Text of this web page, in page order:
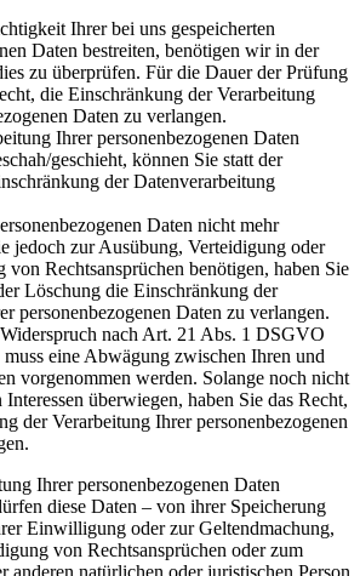
Ihrer bei uns gespeicherten
Daten bestreiten, benötigen wir in der
zu überprüfen. Für die Dauer der Prüfung
die Einschränkung der Verarbeitung
Daten zu verlangen.
Ihrer personenbezogenen Daten
geschieht, können Sie statt der
der Datenverarbeitung
Daten nicht mehr
jedoch zur Ausübung, Verteidigung oder
von Rechtsansprüchen benötigen, haben Sie
Löschung die Einschränkung der
personenbezogenen Daten zu verlangen.
nach Art. 21 Abs. 1 DSGVO
muss eine Abwägung zwischen Ihren und
vorgenommen werden. Solange noch nicht
Interessen überwiegen, haben Sie das Recht,
der Verarbeitung Ihrer personenbezogenen
Ihrer personenbezogenen Daten
diese Daten – von ihrer Speicherung
Einwilligung oder zur Geltendmachung,
von Rechtsansprüchen oder zum